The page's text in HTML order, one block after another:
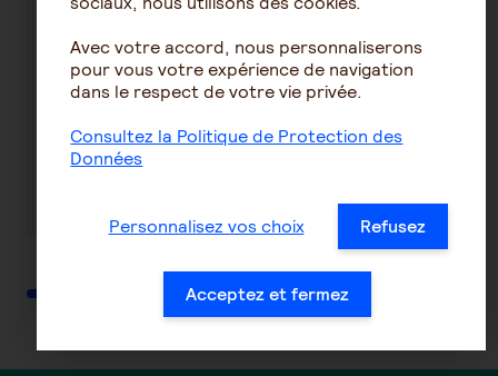
Tout ce qu'il
faut savoir
sur la
mutuelle
santé
Quelle
mutuelle pour
les jeunes de
moins de 25
ans ?
Avec votre accord, nous personnaliserons
pour vous votre expérience de navigation
dans le respect de votre vie privée.
Consultez la Politique de Protection des
Données
Personnalisez vos choix Refusez
Acceptez et fermez